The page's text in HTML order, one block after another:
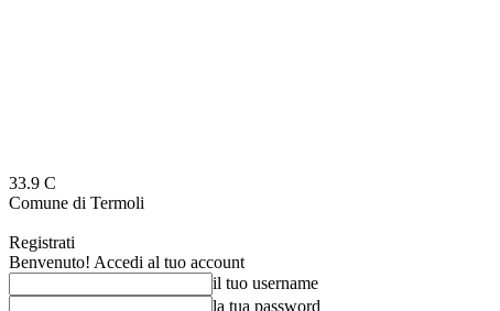
33.9 C
Comune di Termoli
Registrati
Benvenuto! Accedi al tuo account
il tuo username
la tua password